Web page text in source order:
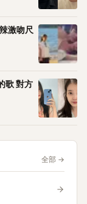
激吻尺
歌 對方
全部 →